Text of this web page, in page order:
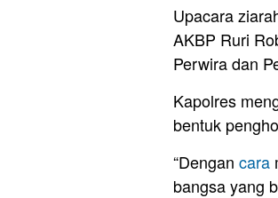
Upacara
AKBP Ruri
Perwira dan
Kapolres
bentuk
“Dengan cara
bangsa yang